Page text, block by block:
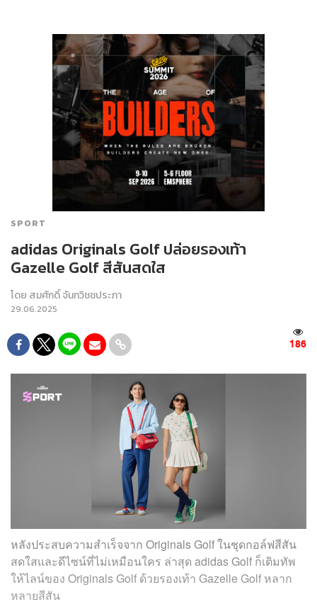
SPORT
adidas Originals Golf ปล่อยรองเท้า
Gazelle Golf สีสันสดใส
โดย สมศักดิ์ จันทวิชชประภา
29.06.2025
186
หลังประสบความสำเร็จจาก Originals Golf ในชุดกอล์ฟสีสัน
สดใสและดีไซน์ที่ไม่เหมือนใคร ล่าสุด adidas Golf ก็เติมทัพ
ให้ไลน์ของ Originals Golf ด้วยรองเท้า Gazelle Golf หลาก
หลายสีสัน